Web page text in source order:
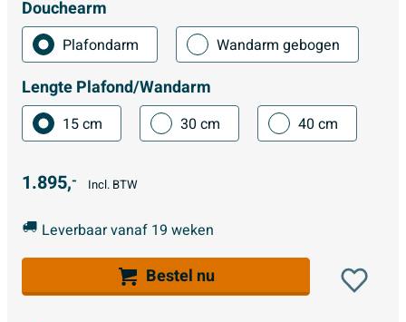
Douchearm
Plafondarm Wandarm gebogen
Lengte Plafond/Wandarm
15 cm 30 cm 40 cm
1.895,- Incl. BTW
Leverbaar vanaf 19 weken
Bestel nu